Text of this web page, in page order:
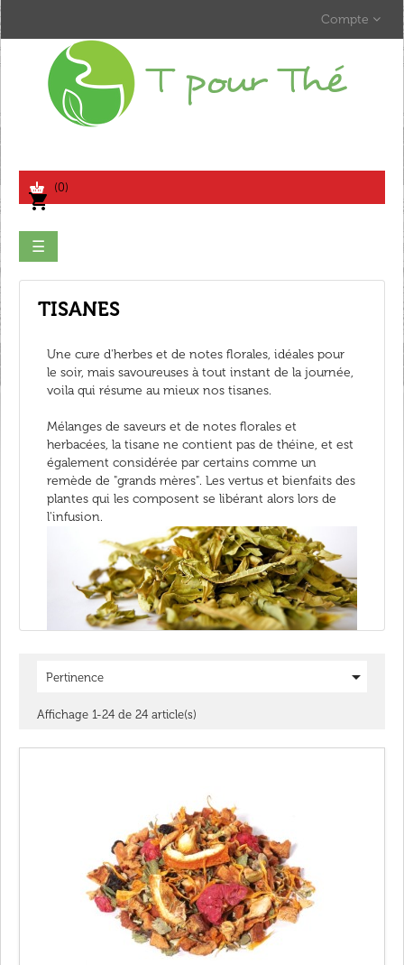
Compte
shopping_cart
(0)
search
Basculer
la
navigation
☰
TISANES
Une cure d'herbes et de notes florales, idéales pour
le soir, mais savoureuses à tout instant de la journée,
voila qui résume au mieux nos tisanes.
Mélanges de saveurs et de notes florales et
herbacées, la tisane ne contient pas de théine, et est
également considérée par certains comme un
remède de "grands mères". Les vertus et bienfaits des
plantes qui les composent se libérant alors lors de
l'infusion.
Pertinence 
Affichage 1-24 de 24 article(s)